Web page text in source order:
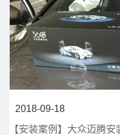
2018-09-18
【安装案例】大众迈腾